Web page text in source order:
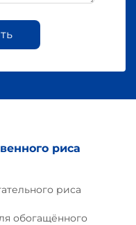
риса
риса
обогащённого